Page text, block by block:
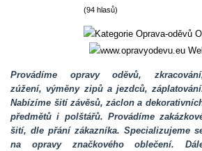
(94 hlasů)
Provádíme opravy oděvů,
zúžení, výměny zipů a jezdců,
Nabízíme šití závěsů, záclon a
předmětů i polštářů. Provádíme
šití, dle přání zákazníka. Specializujeme
na opravy značkového oblečení.